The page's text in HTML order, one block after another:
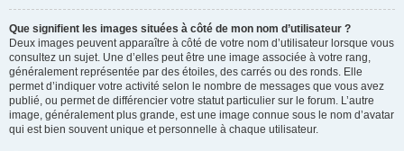
Que signifient les images situées à côté de mon nom d’utilisateur ?
Deux images peuvent apparaître à côté de votre nom d’utilisateur lorsque vous
consultez un sujet. Une d’elles peut être une image associée à votre rang,
généralement représentée par des étoiles, des carrés ou des ronds. Elle
permet d’indiquer votre activité selon le nombre de messages que vous avez
publié, ou permet de différencier votre statut particulier sur le forum. L’autre
image, généralement plus grande, est une image connue sous le nom d’avatar
qui est bien souvent unique et personnelle à chaque utilisateur.